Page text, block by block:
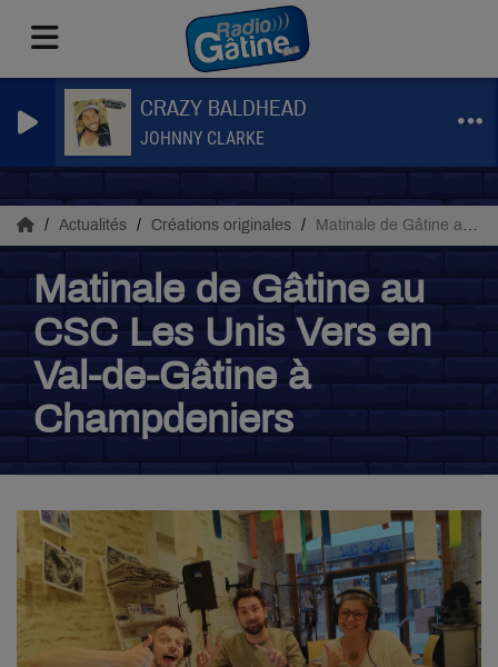
CRAZY BALDHEAD
JOHNNY CLARKE
Actualités Créations originales Matinale de Gâtine au CSC Les Unis Vers en Val-de-Gâtine à Champdeniers
Matinale de Gâtine au
CSC Les Unis Vers en
Val-de-Gâtine à
Champdeniers